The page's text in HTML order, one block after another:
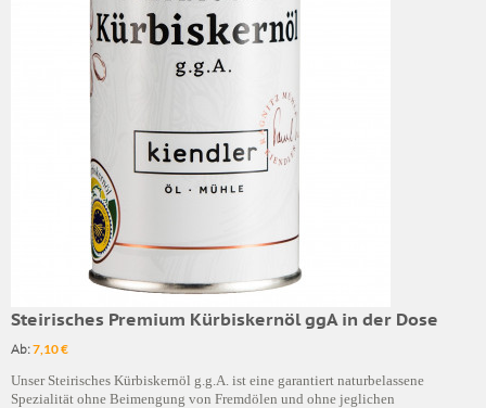
Steirisches Premium Kürbiskernöl ggA in der Dose
Ab:7,10 €
Unser Steirisches Kürbiskernöl g.g.A. ist eine garantiert naturbelassene
Spezialität ohne Beimengung von Fremdölen und ohne jeglichen